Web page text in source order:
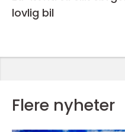
lovlig bil
Flere nyheter